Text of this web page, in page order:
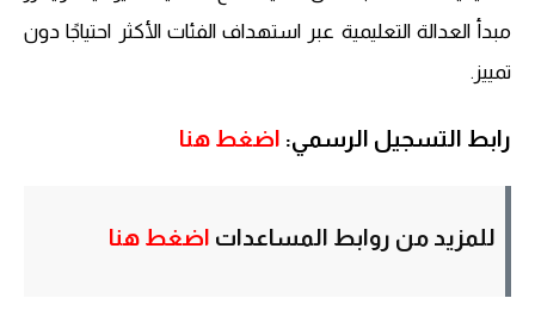
مبدأ العدالة التعليمية عبر استهداف الفئات الأكثر احتياجًا دون
تمييز.
رابط التسجيل الرسمي: اضغط هنا
للمزيد من روابط المساعدات اضغط هنا